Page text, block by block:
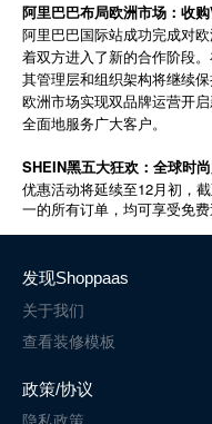
登录 免费使用
阿里巴巴布局欧洲市场：收
阿里巴巴国际站成功完成对
着双方进入了新的合作阶段
其管理层和组织架构将继续
欧洲市场实现双品牌运营开
全面地服务广大客户。
SHEIN黑五大狂欢：全球时
优惠活动将延续至12月初，
一的所有订单，均可享受免费
发现Shoppaas
关于我们
查看装修模板
政策/协议